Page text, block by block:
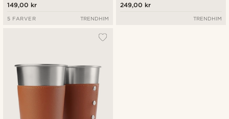
149,00 kr
5 FARVER TRENDHIM
249,00 kr
TRENDHIM